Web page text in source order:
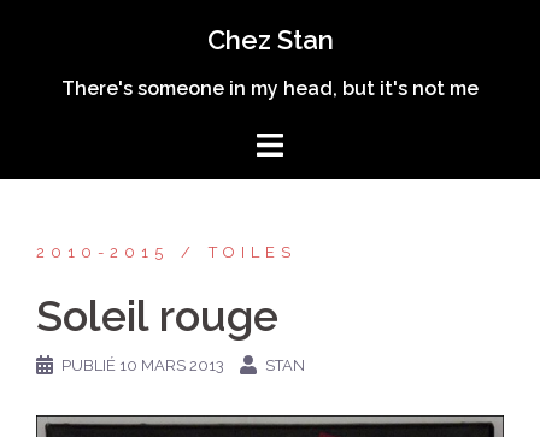
contenu
Chez Stan
There's someone in my head, but it's not me
2010-2015 TOILES
Soleil rouge
PUBLIÉ 10 MARS 2013 STAN